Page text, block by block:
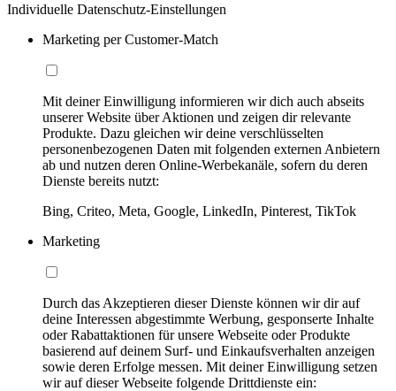
Individuelle Datenschutz-Einstellungen
Marketing per Customer-Match
Mit deiner Einwilligung informieren wir dich auch abseits
unserer Website über Aktionen und zeigen dir relevante
Produkte. Dazu gleichen wir deine verschlüsselten
personenbezogenen Daten mit folgenden externen Anbietern
ab und nutzen deren Online-Werbekanäle, sofern du deren
Dienste bereits nutzt:
Bing, Criteo, Meta, Google, LinkedIn, Pinterest, TikTok
Marketing
Durch das Akzeptieren dieser Dienste können wir dir auf
deine Interessen abgestimmte Werbung, gesponserte Inhalte
oder Rabattaktionen für unsere Webseite oder Produkte
basierend auf deinem Surf- und Einkaufsverhalten anzeigen
sowie deren Erfolge messen. Mit deiner Einwilligung setzen
wir auf dieser Webseite folgende Drittdienste ein: